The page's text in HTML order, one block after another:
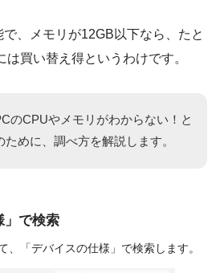
で、メモリが12GB以下なら、たと
は買い替え得というわけです。
のCPUやメモリがわからない！と
ために、調べ方を解説します。
」で検索
、「デバイスの仕様」で検索します。